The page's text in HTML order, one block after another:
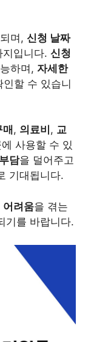
며, 신청 날짜
지입니다. 신청
하며, 자세한
인할 수 있습니
, 의료비 , 교
사용할 수 있
담을 덜어주고
기대됩니다.
어려움을 겪는
기를 바랍니다.